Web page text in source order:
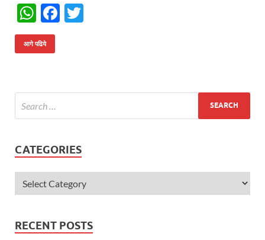
W
h
at
A
p
p
F
o
k
आगे पढिये
CATEGORIES
RECENT POSTS